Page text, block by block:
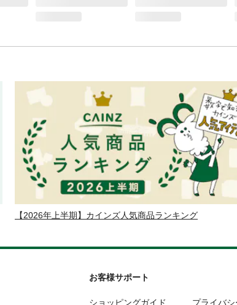
【2026年上半期】カインズ人気商品ランキング
お客様サポート
ショッピングガイド プライバ